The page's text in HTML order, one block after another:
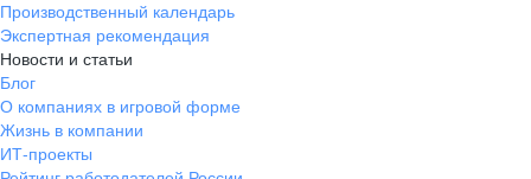
+7 423 202-33-28
pr@dv.hh.ru
Новосибирск
ул. Большевистская, д. 35,
помещение 21
Производственный календарь
Экспертная рекомендация
Новости и статьи
Блог
О компаниях в игровой форме
Жизнь в компании
ИТ-проекты